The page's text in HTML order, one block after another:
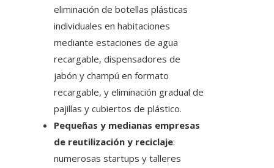
eliminación de botellas plásticas
individuales en habitaciones
mediante estaciones de agua
recargable, dispensadores de
jabón y champú en formato
recargable, y eliminación gradual de
pajillas y cubiertos de plástico.
Pequeñas y medianas empresas
de reutilización y reciclaje:
numerosas startups y talleres